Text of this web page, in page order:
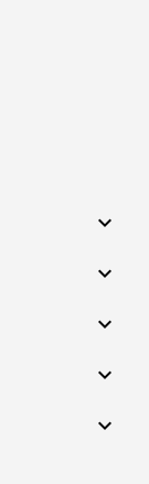
expand_more
expand_more
expand_more
expand_more
expand_more